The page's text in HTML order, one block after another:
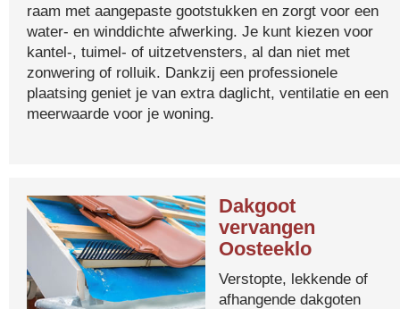
raam met aangepaste gootstukken en zorgt voor een
water- en winddichte afwerking. Je kunt kiezen voor
kantel-, tuimel- of uitzetvensters, al dan niet met
zonwering of rolluik. Dankzij een professionele
plaatsing geniet je van extra daglicht, ventilatie en een
meerwaarde voor je woning.
Dakgoot
vervangen
Oosteeklo
Verstopte, lekkende of
afhangende dakgoten